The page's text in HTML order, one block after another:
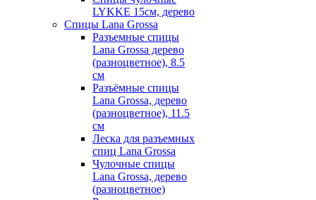
LYKKE 15см, дерево
Спицы Lana Grossa
Разъемные спицы
Lana Grossa дерево
(разноцветное), 8.5
см
Разъёмные спицы
Lana Grossa, дерево
(разноцветное), 11.5
см
Леска для разъемных
спиц Lana Grossa
Чулочные спицы
Lana Grossa, дерево
(разноцветное)